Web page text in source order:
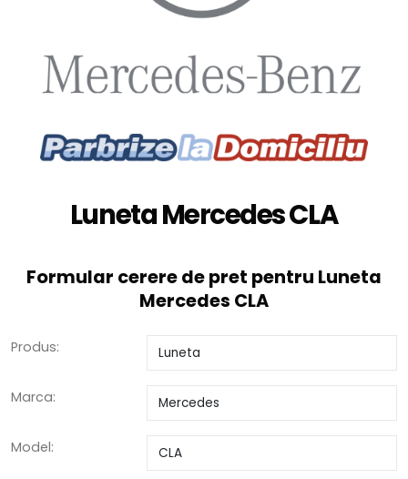
Luneta Mercedes CLA
Formular cerere de pret pentru Luneta
Mercedes CLA
Produs:
Marca:
Model: